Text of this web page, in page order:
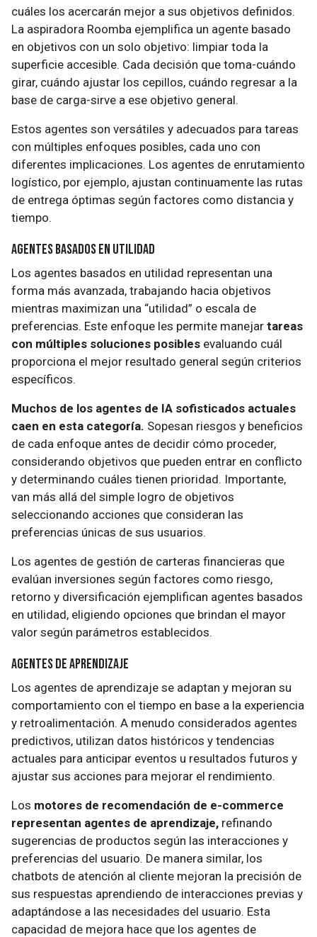
cuáles los acercarán mejor a sus objetivos definidos.
La aspiradora Roomba ejemplifica un agente basado
en objetivos con un solo objetivo: limpiar toda la
superficie accesible. Cada decisión que toma-cuándo
girar, cuándo ajustar los cepillos, cuándo regresar a la
base de carga-sirve a ese objetivo general.
Estos agentes son versátiles y adecuados para tareas
con múltiples enfoques posibles, cada uno con
diferentes implicaciones. Los agentes de enrutamiento
logístico, por ejemplo, ajustan continuamente las rutas
de entrega óptimas según factores como distancia y
tiempo.
Agentes Basados en Utilidad
Los agentes basados en utilidad representan una
forma más avanzada, trabajando hacia objetivos
mientras maximizan una “utilidad” o escala de
preferencias. Este enfoque les permite manejar tareas
con múltiples soluciones posibles evaluando cuál
proporciona el mejor resultado general según criterios
específicos.
Muchos de los agentes de IA sofisticados actuales
caen en esta categoría. Sopesan riesgos y beneficios
de cada enfoque antes de decidir cómo proceder,
considerando objetivos que pueden entrar en conflicto
y determinando cuáles tienen prioridad. Importante,
van más allá del simple logro de objetivos
seleccionando acciones que consideran las
preferencias únicas de sus usuarios.
Los agentes de gestión de carteras financieras que
evalúan inversiones según factores como riesgo,
retorno y diversificación ejemplifican agentes basados
en utilidad, eligiendo opciones que brindan el mayor
valor según parámetros establecidos.
Agentes de Aprendizaje
Los agentes de aprendizaje se adaptan y mejoran su
comportamiento con el tiempo en base a la experiencia
y retroalimentación. A menudo considerados agentes
predictivos, utilizan datos históricos y tendencias
actuales para anticipar eventos u resultados futuros y
ajustar sus acciones para mejorar el rendimiento.
Los motores de recomendación de e-commerce
representan agentes de aprendizaje, refinando
sugerencias de productos según las interacciones y
preferencias del usuario. De manera similar, los
chatbots de atención al cliente mejoran la precisión de
sus respuestas aprendiendo de interacciones previas y
adaptándose a las necesidades del usuario. Esta
capacidad de mejora hace que los agentes de